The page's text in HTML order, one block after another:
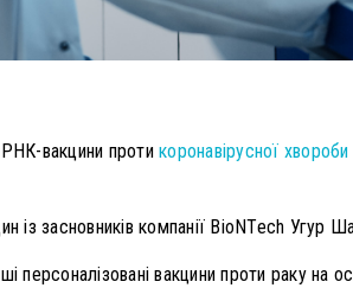
вакцини проти коронавірусної хвороби
із засновників компанії BioNTech Угур
персоналізовані вакцини проти раку